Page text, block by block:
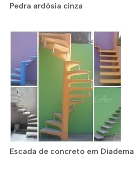
Pedra ardósia cinza
Escada de concreto em Diadema